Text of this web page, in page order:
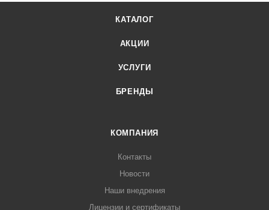
КАТАЛОГ
АКЦИИ
УСЛУГИ
БРЕНДЫ
КОМПАНИЯ
Контакты
Новости
Наши внедрения
Лицензии и сертификаты